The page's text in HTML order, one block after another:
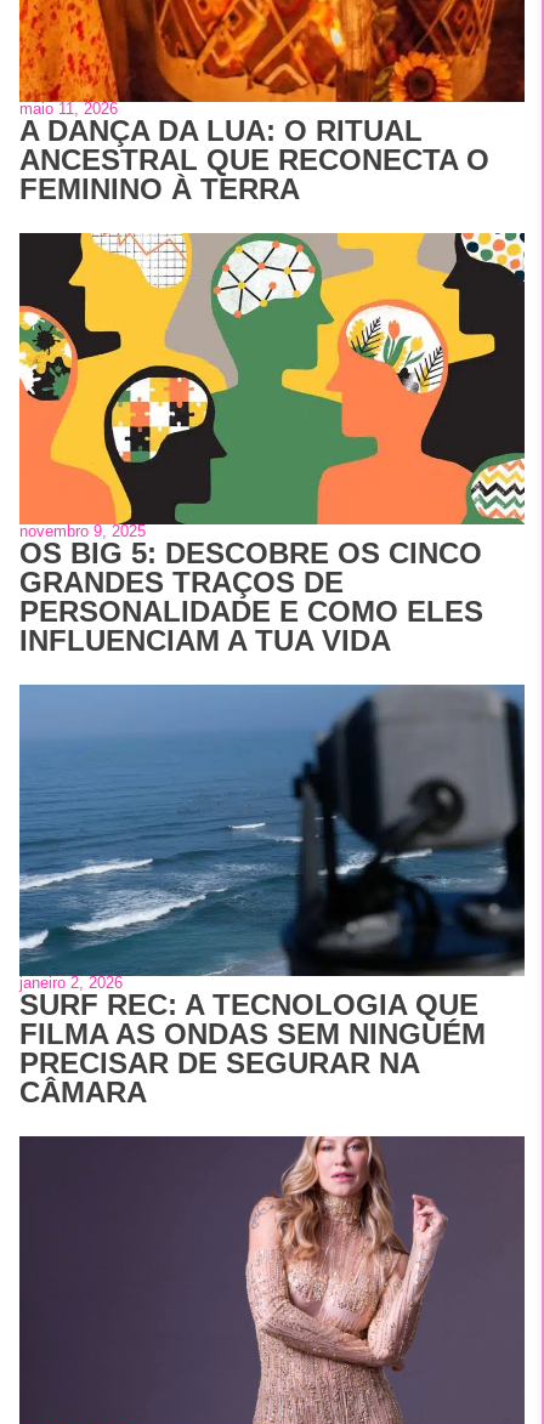
maio 11, 2026
A DANÇA DA LUA: O RITUAL
ANCESTRAL QUE RECONECTA O
FEMININO À TERRA
novembro 9, 2025
OS BIG 5: DESCOBRE OS CINCO
GRANDES TRAÇOS DE
PERSONALIDADE E COMO ELES
INFLUENCIAM A TUA VIDA
janeiro 2, 2026
SURF REC: A TECNOLOGIA QUE
FILMA AS ONDAS SEM NINGUÉM
PRECISAR DE SEGURAR NA
CÂMARA